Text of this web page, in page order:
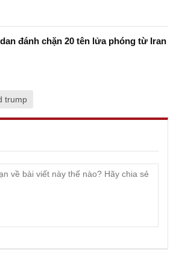
đánh chặn 20 tên lửa phóng từ Iran
trump